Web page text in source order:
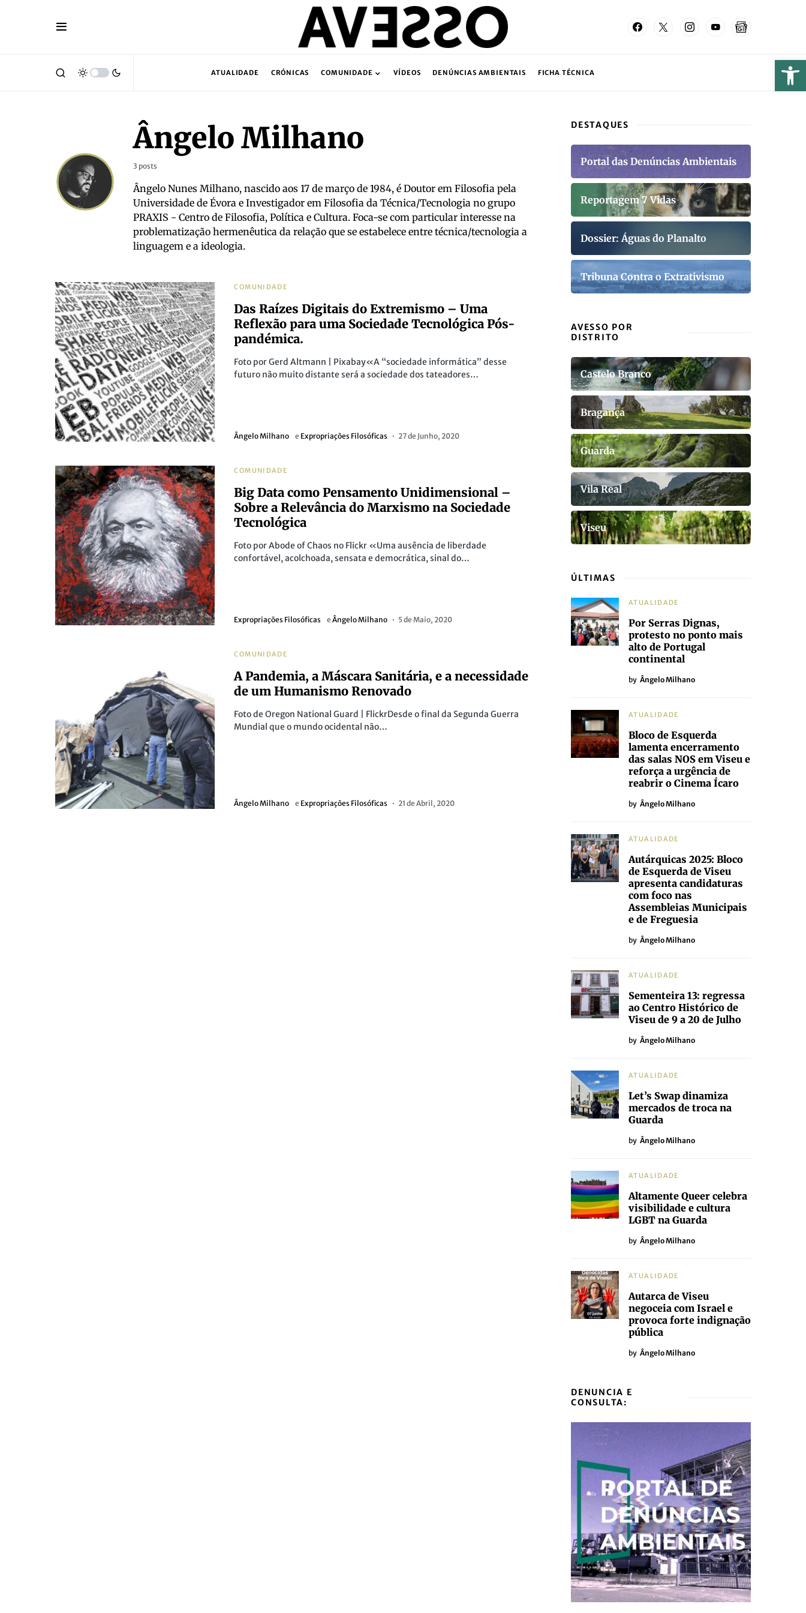
ATUALIDADE CRÓNICAS COMUNIDADE VÍDEOS DENÚNCIAS AMBIENTAIS FICHA TÉCNICA
Ângelo Milhano
3 posts
Ângelo Nunes Milhano, nascido aos 17 de março de 1984, é Doutor em Filosofia pela
Universidade de Évora e Investigador em Filosofia da Técnica/Tecnologia no grupo
PRAXIS - Centro de Filosofia, Política e Cultura. Foca-se com particular interesse na
problematização hermenêutica da relação que se estabelece entre técnica/tecnologia a
linguagem e a ideologia.
COMUNIDADE
Das Raízes Digitais do Extremismo – Uma
Reflexão para uma Sociedade Tecnológica Pós-
pandémica.
Foto por Gerd Altmann | Pixabay«A “sociedade informática” desse
futuro não muito distante será a sociedade dos tateadores…
Ângelo Milhano e Expropriações Filosóficas 27 de Junho, 2020
COMUNIDADE
Big Data como Pensamento Unidimensional –
Sobre a Relevância do Marxismo na Sociedade
Tecnológica
Foto por Abode of Chaos no Flickr «Uma ausência de liberdade
confortável, acolchoada, sensata e democrática, sinal do…
Expropriações Filosóficas eÂngelo Milhano 5 de Maio, 2020
COMUNIDADE
A Pandemia, a Máscara Sanitária, e a necessidade
de um Humanismo Renovado
Foto de Oregon National Guard | FlickrDesde o final da Segunda Guerra
Mundial que o mundo ocidental não…
Ângelo Milhano e Expropriações Filosóficas 21 de Abril, 2020
DESTAQUES
Portal das Denúncias Ambientais
Reportagem 7 Vidas
Dossier: Águas do Planalto
Tribuna Contra o Extrativismo
AVESSO POR
DISTRITO
Castelo Branco
Bragança
Guarda
Vila Real
Viseu
ÚLTIMAS
ATUALIDADE
Por Serras Dignas,
protesto no ponto mais
alto de Portugal
continental
by Ângelo Milhano
ATUALIDADE
Bloco de Esquerda
lamenta encerramento
das salas NOS em Viseu e
reforça a urgência de
reabrir o Cinema Ícaro
by Ângelo Milhano
ATUALIDADE
Autárquicas 2025: Bloco
de Esquerda de Viseu
apresenta candidaturas
com foco nas
Assembleias Municipais
e de Freguesia
by Ângelo Milhano
ATUALIDADE
Sementeira 13: regressa
ao Centro Histórico de
Viseu de 9 a 20 de Julho
by Ângelo Milhano
ATUALIDADE
Let’s Swap dinamiza
mercados de troca na
Guarda
by Ângelo Milhano
ATUALIDADE
Altamente Queer celebra
visibilidade e cultura
LGBT na Guarda
by Ângelo Milhano
ATUALIDADE
Autarca de Viseu
negoceia com Israel e
provoca forte indignação
pública
by Ângelo Milhano
DENUNCIA E
CONSULTA: